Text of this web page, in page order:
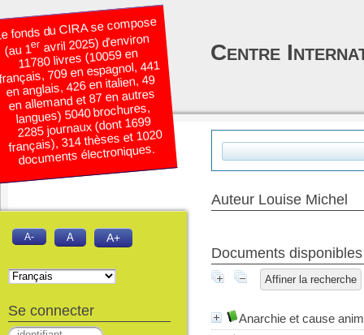
Auteur Louise Michel
Documents
Affiner la recherche
Anarchie et cause
fonds du CIRA se compose
(au 1eravril 2025) d’environ
11780 livres (10059 en
709 en espagnol, 441
en anglais, 426 en italien, 49
en allemand et 87 en autres
langues) 5040 brochures,
2285 journaux (dont 1699
français), 314 thèses et 1020
documents électroniques.
Centre
A- A A+
Se connecter